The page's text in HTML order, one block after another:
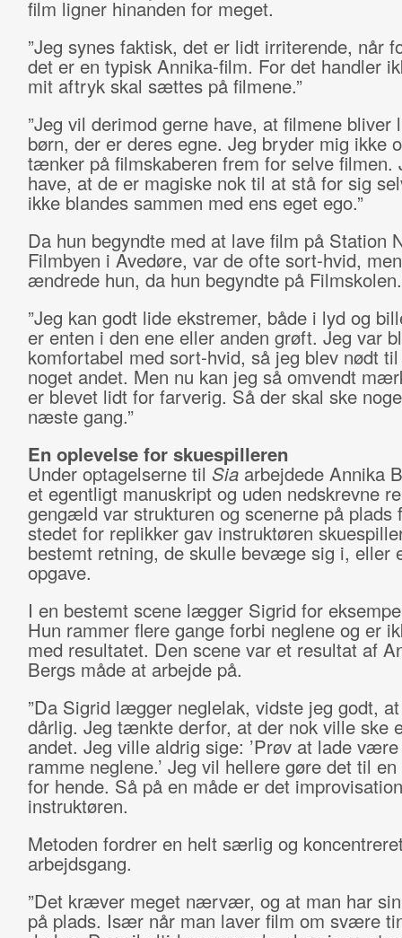
film ligner hinanden for meget.
”Jeg synes faktisk, det er lidt irriterende, når
det er en typisk Annika-film. For det handler
mit aftryk skal sættes på filmene.”
”Jeg vil derimod gerne have, at filmene bliver
børn, der er deres egne. Jeg bryder mig ikke
tænker på filmskaberen frem for selve filmen.
have, at de er magiske nok til at stå for sig
ikke blandes sammen med ens eget ego.”
Da hun begyndte med at lave film på Station
Filmbyen i Avedøre, var de ofte sort-hvid,
ændrede hun, da hun begyndte på Filmskolen.
”Jeg kan godt lide ekstremer, både i lyd og
er enten i den ene eller anden grøft. Jeg var
komfortabel med sort-hvid, så jeg blev nødt
noget andet. Men nu kan jeg så omvendt
er blevet lidt for farverig. Så der skal ske
næste gang.”
En oplevelse for skuespilleren
Under optagelserne til Siaarbejdede Annika
et egentligt manuskript og uden nedskrevne
gengæld var strukturen og scenerne på plads
stedet for replikker gav instruktøren
bestemt retning, de skulle bevæge sig i, eller
opgave.
I en bestemt scene lægger Sigrid for
Hun rammer flere gange forbi neglene og er
med resultatet. Den scene var et resultat af
Bergs måde at arbejde på.
”Da Sigrid lægger neglelak, vidste jeg godt,
dårlig. Jeg tænkte derfor, at der nok ville ske
andet. Jeg ville aldrig sige: ’Prøv at lade
ramme neglene.’ Jeg vil hellere gøre det til
for hende. Så på en måde er det
instruktøren.
Metoden fordrer en helt særlig og
arbejdsgang.
”Det kræver meget nærvær, og at man har
på plads. Især når man laver film om svære